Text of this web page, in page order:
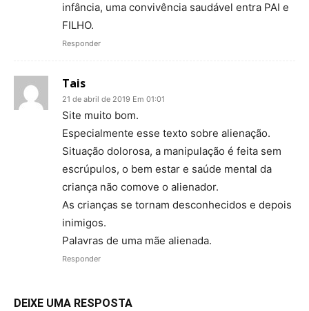
infância, uma convivência saudável entra PAI e
FILHO.
Responder
Tais
21 de abril de 2019 Em 01:01
Site muito bom.
Especialmente esse texto sobre alienação.
Situação dolorosa, a manipulação é feita sem
escrúpulos, o bem estar e saúde mental da
criança não comove o alienador.
As crianças se tornam desconhecidos e depois
inimigos.
Palavras de uma mãe alienada.
Responder
DEIXE UMA RESPOSTA